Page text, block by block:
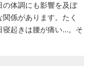
体調にも影響を及ぼ
係があります。たく
寝起きは腰が痛い…。そ